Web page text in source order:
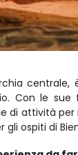
Con le
di attività
ospiti di